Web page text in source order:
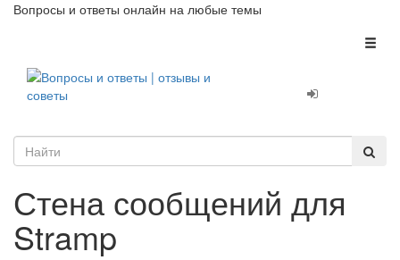
Вопросы и ответы онлайн на любые темы
Стена сообщений для
Stramp